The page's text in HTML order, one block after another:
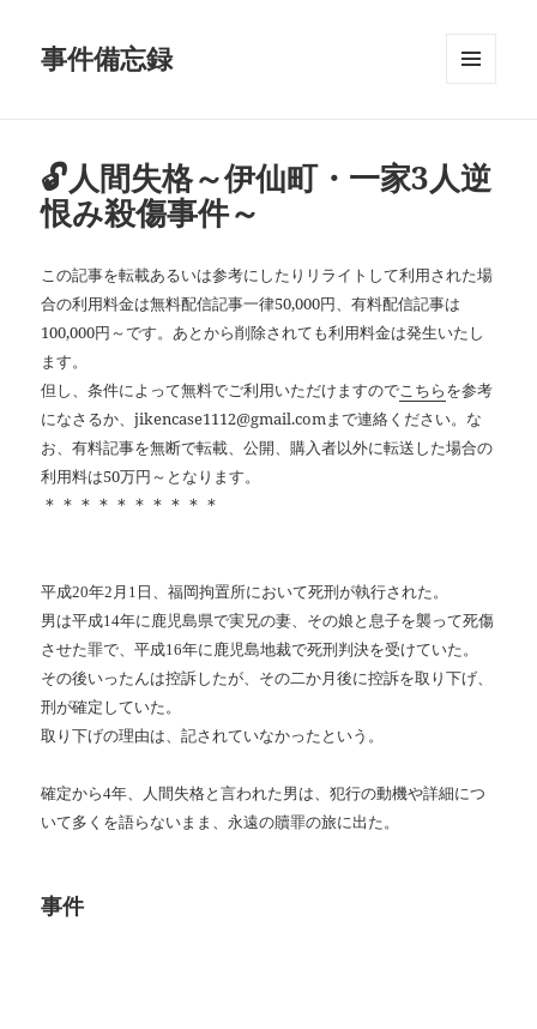
事件備忘録
ット
🔓人間失格～伊仙町・一家3人逆
恨み殺傷事件～
この記事を転載あるいは参考にしたりリライトして利用された場
合の利用料金は無料配信記事一律50,000円、有料配信記事は
100,000円～です。あとから削除されても利用料金は発生いたし
ます。
但し、条件によって無料でご利用いただけますのでこちらを参考
になさるか、jikencase1112@gmail.comまで連絡ください。な
お、有料記事を無断で転載、公開、購入者以外に転送した場合の
利用料は50万円～となります。
＊＊＊＊＊＊＊＊＊＊
平成20年2月1日、福岡拘置所において死刑が執行された。
男は平成14年に鹿児島県で実兄の妻、その娘と息子を襲って死傷
させた罪で、平成16年に鹿児島地裁で死刑判決を受けていた。
その後いったんは控訴したが、その二か月後に控訴を取り下げ、
刑が確定していた。
取り下げの理由は、記されていなかったという。
確定から4年、人間失格と言われた男は、犯行の動機や詳細につ
いて多くを語らないまま、永遠の贖罪の旅に出た。
事件